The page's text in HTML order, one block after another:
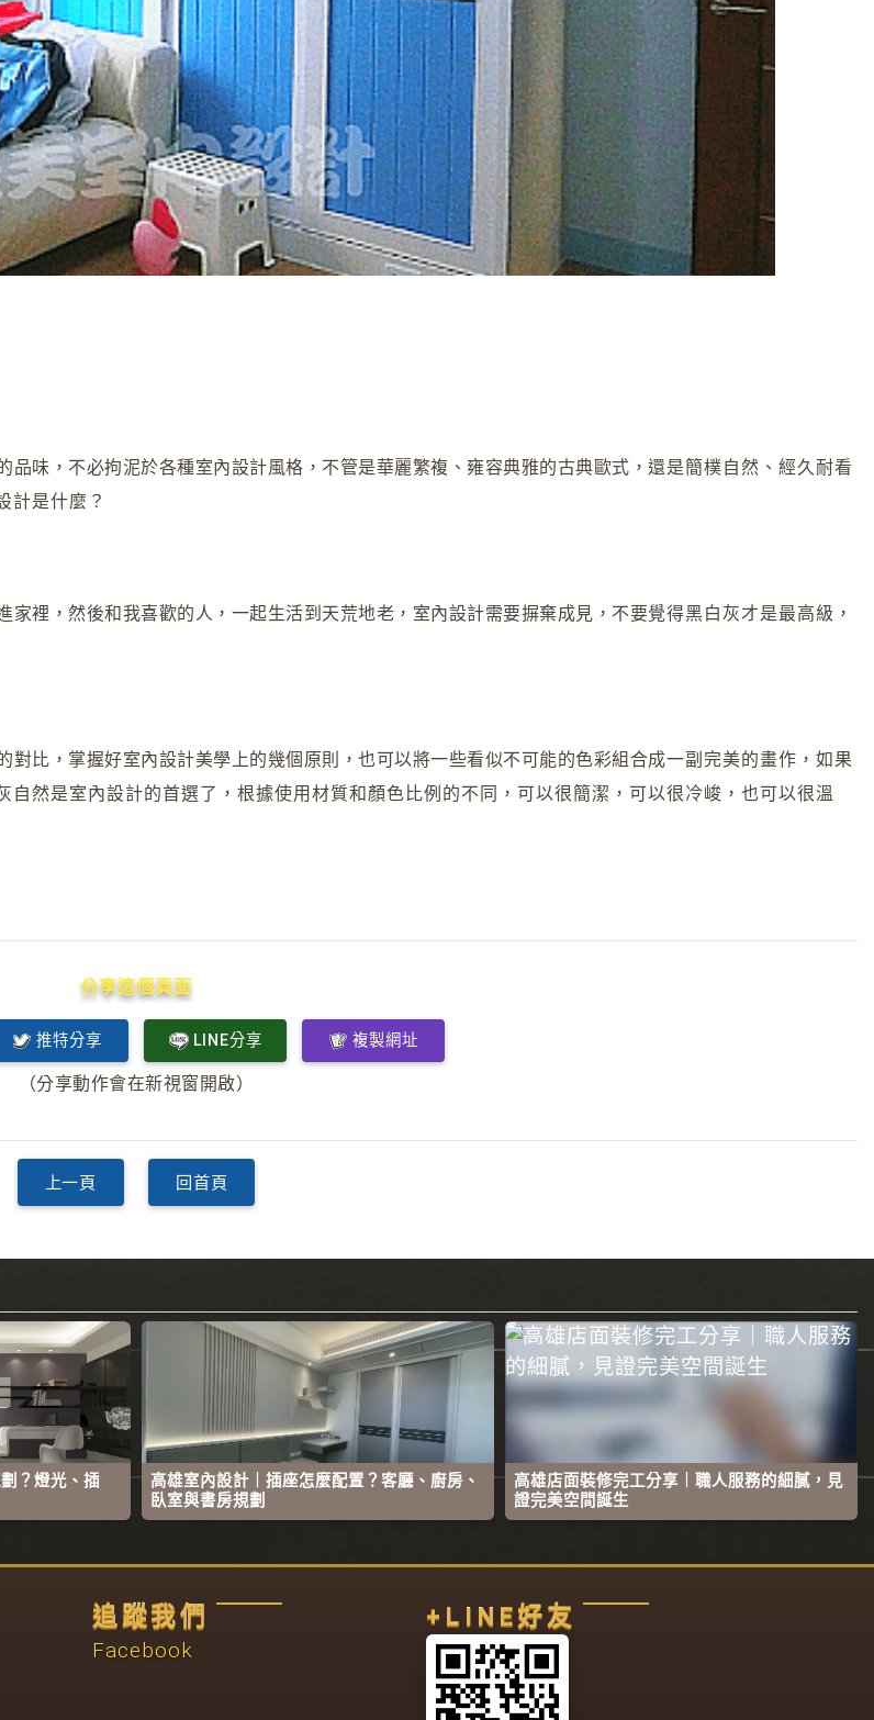
味，不必拘泥於各種室內設計風格，不管是華麗繁複、雍容典雅的古典歐式， 還是簡樸自然、經久耐看
計是什麼？
裡，然後和我喜歡的人，一起生活到天荒地老，室內設計需要摒棄成見，不要覺得黑白灰才是最高級，
比，掌握好室內設計美學上的幾個原則，也可以將一些看似不可能的色彩組合成一副完美的畫作，如果
然是室內設計的首選了，根據使用材質和顏色比例的不 同，可以很簡潔，可以很冷峻，也可以很溫
分享這個頁面
推特分享 LINE分享 複製網址
（分享動作會在新視窗開啟）
上一頁 回首頁
？燈光、插
高雄室內設計｜插座怎麼配置？客廳、廚房、
臥室與書房規劃
高雄店面裝修完工分享｜職人服務的細膩，見
證完美空間誕生
追蹤我們
Facebook
+LINE好友